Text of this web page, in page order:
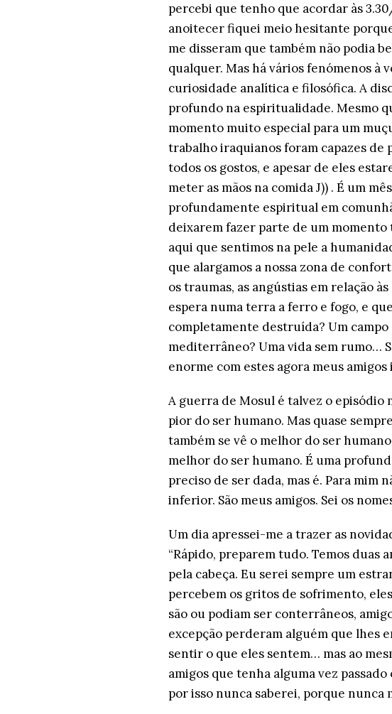
percebi que tenho que acordar às
anoitecer fiquei meio hesitante
me disseram que também não podia
qualquer. Mas há vários fenómenos à
curiosidade analítica e filosófica. A
profundo na espiritualidade. Mesmo
momento muito especial para um
trabalho iraquianos foram capazes de
todos os gostos, e apesar de eles
meter as mãos na comida J)) . É um
profundamente espiritual em
deixarem fazer parte de um momento
aqui que sentimos na pele a
que alargamos a nossa zona de
os traumas, as angústias em relação
espera numa terra a ferro e fogo, e
completamente destruída? Um
mediterrâneo? Uma vida sem rumo…
enorme com estes agora meus
A guerra de Mosul é talvez o episódio
pior do ser humano. Mas quase
também se vê o melhor do ser
melhor do ser humano. É uma
preciso de ser dada, mas é. Para mim
inferior. São meus amigos. Sei os
Um dia apressei-me a trazer as
“Rápido, preparem tudo. Temos duas
pela cabeça. Eu serei sempre um
percebem os gritos de sofrimento,
são ou podiam ser conterrâneos,
excepção perderam alguém que lhes
sentir o que eles sentem… mas ao
amigos que tenha alguma vez
por isso nunca saberei, porque nunca